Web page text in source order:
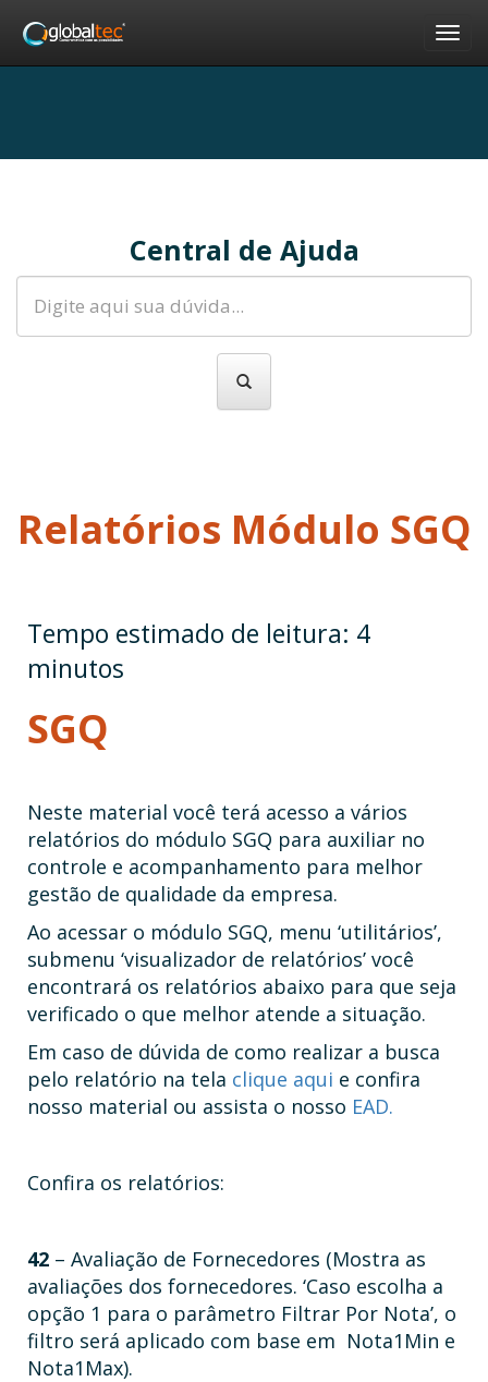
Central de Ajuda
Relatórios Módulo SGQ
SGQ
Neste material você terá acesso a vários
relatórios do módulo SGQ para auxiliar no
controle e acompanhamento para melhor
gestão de qualidade da empresa.
Ao acessar o módulo SGQ, menu ‘utilitários’,
submenu ‘visualizador de relatórios’ você
encontrará os relatórios abaixo para que seja
verificado o que melhor atende a situação.
Em caso de dúvida de como realizar a busca
pelo relatório na tela clique aqui e confira
nosso material ou assista o nosso EAD.
Confira os relatórios:
42 – Avaliação de Fornecedores (Mostra as
avaliações dos fornecedores. ‘Caso escolha a
opção 1 para o parâmetro Filtrar Por Nota’, o
filtro será aplicado com base em Nota1Min e
Nota1Max).